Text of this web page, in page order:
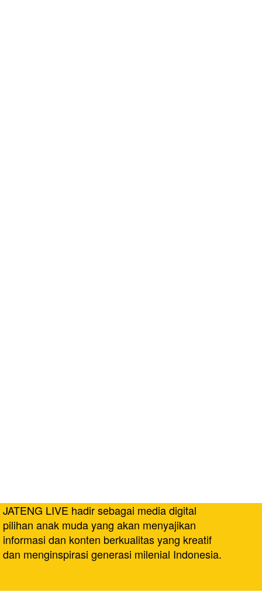
JATENG LIVE hadir sebagai media digital
pilihan anak muda yang akan menyajikan
informasi dan konten berkualitas yang kreatif
dan menginspirasi generasi milenial Indonesia.